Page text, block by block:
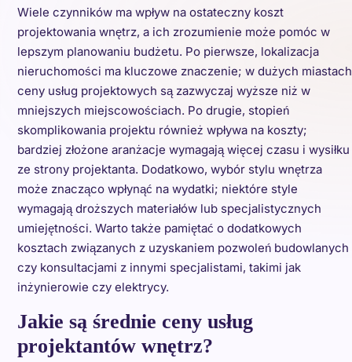
Wiele czynników ma wpływ na ostateczny koszt
projektowania wnętrz, a ich zrozumienie może pomóc w
lepszym planowaniu budżetu. Po pierwsze, lokalizacja
nieruchomości ma kluczowe znaczenie; w dużych miastach
ceny usług projektowych są zazwyczaj wyższe niż w
mniejszych miejscowościach. Po drugie, stopień
skomplikowania projektu również wpływa na koszty;
bardziej złożone aranżacje wymagają więcej czasu i wysiłku
ze strony projektanta. Dodatkowo, wybór stylu wnętrza
może znacząco wpłynąć na wydatki; niektóre style
wymagają droższych materiałów lub specjalistycznych
umiejętności. Warto także pamiętać o dodatkowych
kosztach związanych z uzyskaniem pozwoleń budowlanych
czy konsultacjami z innymi specjalistami, takimi jak
inżynierowie czy elektrycy.
Jakie są średnie ceny usług
projektantów wnętrz?